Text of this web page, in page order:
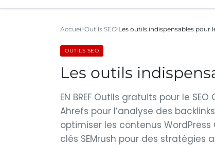
Accueil Outils SEO Les outils indispensables pour
OUTILS SEO
Les outils
EN BREF Outils gratuits pour le
Ahrefs pour l’analyse des
optimiser les contenus
clés SEMrush pour des stratégies